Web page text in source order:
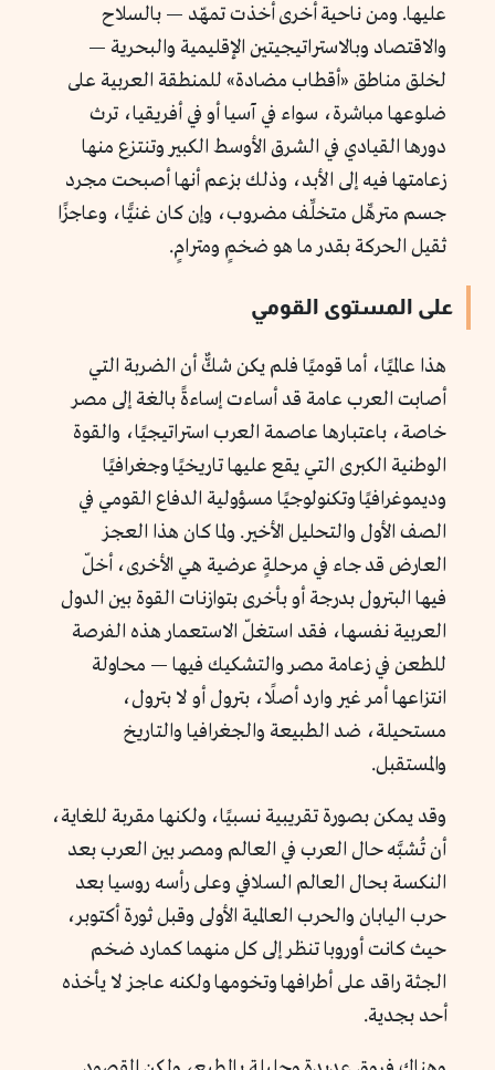
عليها. ومن ناحية أخرى أخذت تمهّد — بالسلاح
والاقتصاد وبالاستراتيجيتين الإقليمية والبحرية —
لخلق مناطق «أقطاب مضادة» للمنطقة العربية على
ضلوعها مباشرة، سواء في آسيا أو في أفريقيا، ترث
دورها القيادي في الشرق الأوسط الكبير وتنتزع منها
زعامتها فيه إلى الأبد، وذلك بزعم أنها أصبحت مجرد
جسم مترهِّل متخلِّف مضروب، وإن كان غنيًّا، وعاجزًا
ثقيل الحركة بقدر ما هو ضخمٍ ومترامٍ.
على المستوى القومي
هذا عالميًا، أما قوميًا فلم يكن شكٌّ أن الضربة التي
أصابت العرب عامة قد أساءت إساءةً بالغة إلى مصر
خاصة، باعتبارها عاصمة العرب استراتيجيًا، والقوة
الوطنية الكبرى التي يقع عليها تاريخيًا وجغرافيًا
وديموغرافيًا وتكنولوجيًا مسؤولية الدفاع القومي في
الصف الأول والتحليل الأخير. ولما كان هذا العجز
العارض قد جاء في مرحلةٍ عرضية هي الأخرى، أخلّ
فيها البترول بدرجة أو بأخرى بتوازنات القوة بين الدول
العربية نفسها، فقد استغلّ الاستعمار هذه الفرصة
للطعن في زعامة مصر والتشكيك فيها — محاولة
انتزاعها أمر غير وارد أصلًا، بترول أو لا بترول،
مستحيلة، ضد الطبيعة والجغرافيا والتاريخ
والمستقبل.
وقد يمكن بصورة تقريبية نسبيًا، ولكنها مقربة للغاية،
أن تُشبَّه حال العرب في العالم ومصر بين العرب بعد
النكسة بحال العالم السلافي وعلى رأسه روسيا بعد
حرب اليابان والحرب العالمية الأولى وقبل ثورة أكتوبر،
حيث كانت أوروبا تنظر إلى كل منهما كمارد ضخم
الجثة راقد على أطرافها وتخومها ولكنه عاجز لا يأخذه
أحد بجدية.